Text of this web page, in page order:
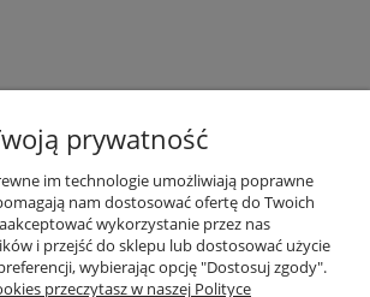
OBSŁUGA KLIENTA
prywatność
im technologie umożliwiają poprawne
nam dostosować ofertę do Twoich
wykorzystanie przez nas
i przejść do sklepu lub dostosować użycie
wybierając opcję "Dostosuj zgody".
przeczytasz w naszej Polityce